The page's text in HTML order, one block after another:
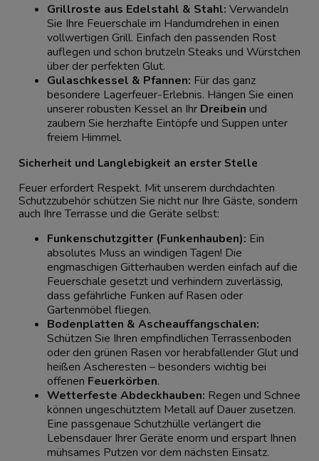
Grillroste aus Edelstahl & Stahl: Verwandeln
Sie Ihre Feuerschale im Handumdrehen in einen
vollwertigen Grill. Einfach den passenden Rost
auflegen und schon brutzeln Steaks und Würstchen
über der perfekten Glut.
Gulaschkessel & Pfannen: Für das ganz
besondere Lagerfeuer-Erlebnis. Hängen Sie einen
unserer robusten Kessel an Ihr Dreibein und
zaubern Sie herzhafte Eintöpfe und Suppen unter
freiem Himmel.
Sicherheit und Langlebigkeit an erster Stelle
Feuer erfordert Respekt. Mit unserem durchdachten
Schutzzubehör schützen Sie nicht nur Ihre Gäste, sondern
auch Ihre Terrasse und die Geräte selbst:
Funkenschutzgitter (Funkenhauben): Ein
absolutes Muss an windigen Tagen! Die
engmaschigen Gitterhauben werden einfach auf die
Feuerschale gesetzt und verhindern zuverlässig,
dass gefährliche Funken auf Rasen oder
Gartenmöbel fliegen.
Bodenplatten & Ascheauffangschalen:
Schützen Sie Ihren empfindlichen Terrassenboden
oder den grünen Rasen vor herabfallender Glut und
heißen Ascheresten – besonders wichtig bei
offenen Feuerkörben.
Wetterfeste Abdeckhauben: Regen und Schnee
können ungeschütztem Metall auf Dauer zusetzen.
Eine passgenaue Schutzhülle verlängert die
Lebensdauer Ihrer Geräte enorm und erspart Ihnen
mühsames Putzen vor dem nächsten Einsatz.